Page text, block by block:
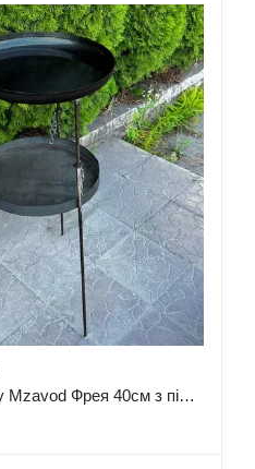
Сковорода з диску Mzavod Фрея 40см з підвісом для вогню